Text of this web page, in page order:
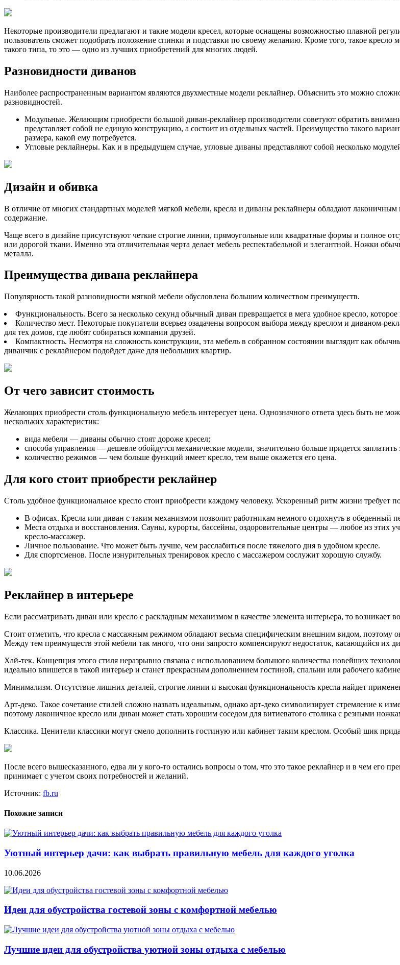
Некоторые производители предлагают и такие модели кресел, которые оснащены возможностью плавной
пользователь сможет подобрать положение спинки и подставки по своему желанию. Кроме того, такое
такого типа, то это — одно из лучших приобретений для многих людей.
Разновидности диванов
Наиболее распространенным вариантом являются двухместные модели реклайнер. Объяснить это можно
разновидностей.
Модульные. Желающим приобрести большой диван-реклайнер производители советуют обратить
представляет собой не единую конструкцию, а состоит из отдельных частей. Преимущество такого
размера, какой ему потребуется.
Угловые реклайнеры. Как и в предыдущем случае, угловые диваны представляют собой несколько
Дизайн и обивка
В отличие от многих стандартных моделей мягкой мебели, кресла и диваны реклайнеры обладают лаконичным
содержание.
Чаще всего в дизайне присутствуют четкие строгие линии, прямоугольные или квадратные формы и полное
или дорогой ткани. Именно эта отличительная черта делает мебель респектабельной и элегантной. Ножки
металла.
Преимущества дивана реклайнера
Популярность такой разновидности мягкой мебели обусловлена большим количеством преимуществ.
Функциональность. Всего за несколько секунд обычный диван превращается в мега удобное кресло,
Количество мест. Некоторые покупатели всерьез озадачены вопросом выбора между креслом и диваном-
для тех домов, где любят собираться компании друзей.
Компактность. Несмотря на сложность конструкции, эта мебель в собранном состоянии выглядит как
диванчик с реклайнером подойдет даже для небольших квартир.
От чего зависит стоимость
Желающих приобрести столь функциональную мебель интересует цена. Однозначного ответа здесь быть не
нескольких характеристик:
вида мебели — диваны обычно стоят дороже кресел;
способа управления — дешевле обойдутся механические модели, значительно больше придется заплатить
количество режимов — чем больше функций имеет кресло, тем выше окажется его цена.
Для кого стоит приобрести реклайнер
Столь удобное функциональное кресло стоит приобрести каждому человеку. Ускоренный ритм жизни требует
В офисах. Кресла или диван с таким механизмом позволит работникам немного отдохнуть в обеденный
Места отдыха и восстановления. Сауны, курорты, бассейны, оздоровительные центры — любое из этих
кресло-массажер.
Личное пользование. Что может быть лучше, чем расслабиться после тяжелого дня в удобном кресле.
Для спортсменов. После изнурительных тренировок кресло с массажером сослужит хорошую службу.
Реклайнер в интерьере
Если рассматривать диван или кресло с раскладным механизмом в качестве элемента интерьера, то возникает
Стоит отметить, что кресла с массажным режимом обладают весьма специфическим внешним видом, поэтому
Между тем преимуществ этой мебели так много, что они запросто компенсируют недостаток, касающийся их
Хай-тек. Концепция этого стиля неразрывно связана с использованием большого количества новейших
идеально впишется в такой интерьер и станет прекрасным дополнением гостиной, спальни или рабочего
Минимализм. Отсутствие лишних деталей, строгие линии и высокая функциональность кресла найдет
Арт-деко. Такое сочетание стилей сложно назвать идеальным, однако арт-деко символизирует стремление к
поэтому лаконичное кресло или диван может стать хорошим соседом для витиеватого столика с резными
Классика. Ценители классики могут смело дополнить гостиную или кабинет таким креслом. Особый шик
После всего вышесказанного, едва ли у кого-то остались вопросы о том, что это такое реклайнер и в чем
принимает с учетом своих потребностей и желаний.
Источник: fb.ru
Похожие записи
Уютный интерьер дачи: как выбрать правильную мебель для каждого уголка
10.06.2026
Идеи для обустройства гостевой зоны с комфортной мебелью
Лучшие идеи для обустройства уютной зоны отдыха с мебелью